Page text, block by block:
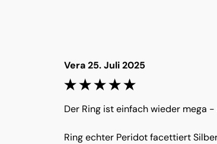
Vera 25. Juli 2025
Der Ring ist einfach wieder mega
Ring echter Peridot facettiert